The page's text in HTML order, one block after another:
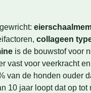
collageen type
is de bouwstof voor
vast voor veerkracht
van de honden ouder
10 jaar loopt dat op tot